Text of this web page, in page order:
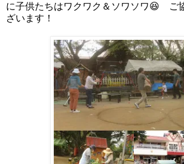
に子供たちはワクワク＆ソワソワ😆 ご
ざいます！